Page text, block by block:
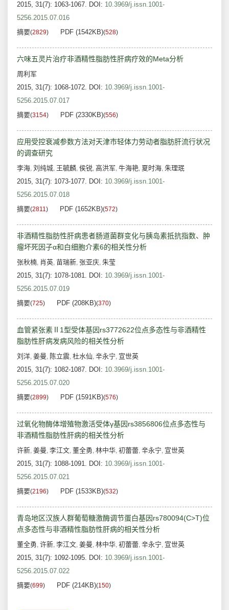
2015, 31(7): 1063-1067. DOI: 10.3969/j.issn.1001-
5256.2015.07.016
摘要(2829) PDF (1542KB)(528)
六味五灵片治疗非酒精性脂肪性肝病疗效的Meta分析
周利军
2015, 31(7): 1068-1072. DOI: 10.3969/j.issn.1001-
5256.2015.07.017
摘要(3154) PDF (2330KB)(556)
应用受控衰减参数方法对天津市轻体力劳动者脂肪肝流行状况
的调查研究
李海, 刘纯城, 王毓麟, 侯锐, 高洪军, 牛海艳, 夏时海, 朱理珉
2015, 31(7): 1073-1077. DOI: 10.3969/j.issn.1001-
5256.2015.07.018
摘要(2811) PDF (1652KB)(572)
非酒精性脂肪性肝病患者肠道菌群变化与胰岛素抵抗指数、肿
瘤坏死因子α和白细胞介素6的相关性分析
张秋楠, 肖英, 苗瑞新, 张亚庆, 朱莹
2015, 31(7): 1078-1081. DOI: 10.3969/j.issn.1001-
5256.2015.07.019
摘要(725) PDF (208KB)(370)
血管紧张素Ⅱ1型受体基因rs3772622位点多态性与非酒精性
脂肪性肝病发病风险的相关性分析
刘洋, 姜曼, 陈立震, 杜水仙, 辛永宁, 宣世英
2015, 31(7): 1082-1087. DOI: 10.3969/j.issn.1001-
5256.2015.07.020
摘要(2899) PDF (1591KB)(576)
过氧化物酶体增殖物激活受体γ基因rs3856806位点多态性与
非酒精性脂肪性肝病的相关性分析
许新, 姜曼, 李江文, 董全勇, 林中华, 初蕾蕾, 辛永宁, 宣世英
2015, 31(7): 1088-1091. DOI: 10.3969/j.issn.1001-
5256.2015.07.021
摘要(2196) PDF (1533KB)(532)
青岛地区汉族人群葡萄糖激酶调节蛋白基因rs780094(C>T)位
点多态性与非酒精性脂肪性肝病的相关性分析
董全勇, 许新, 李江文, 姜曼, 林中华, 初蕾蕾, 辛永宁, 宣世英
2015, 31(7): 1092-1095. DOI: 10.3969/j.issn.1001-
5256.2015.07.022
摘要(699) PDF (214KB)(150)